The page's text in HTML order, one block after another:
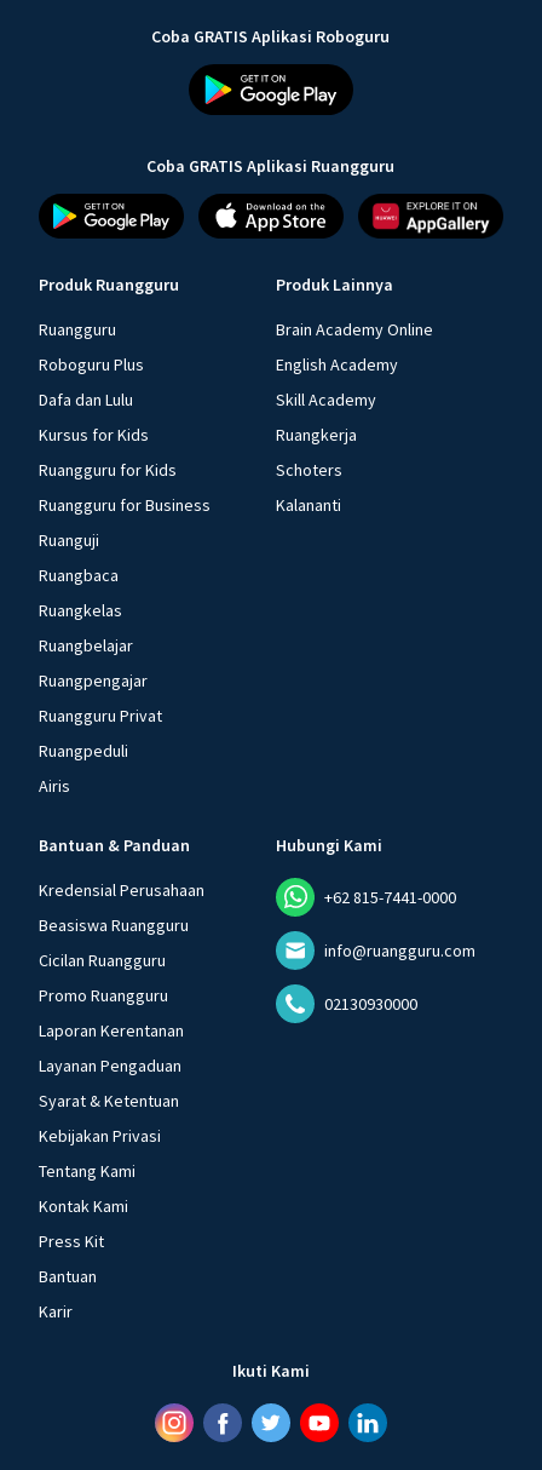
Coba GRATIS Aplikasi Roboguru
Coba GRATIS Aplikasi Ruangguru
Produk Ruangguru
Ruangguru
Roboguru Plus
Dafa dan Lulu
Kursus for Kids
Ruangguru for Kids
Ruangguru for Business
Ruanguji
Ruangbaca
Ruangkelas
Ruangbelajar
Ruangpengajar
Ruangguru Privat
Ruangpeduli
Airis
Produk Lainnya
Brain Academy Online
English Academy
Skill Academy
Ruangkerja
Schoters
Kalananti
Bantuan & Panduan
Kredensial Perusahaan
Beasiswa Ruangguru
Cicilan Ruangguru
Promo Ruangguru
Laporan Kerentanan
Layanan Pengaduan
Syarat & Ketentuan
Kebijakan Privasi
Tentang Kami
Kontak Kami
Press Kit
Bantuan
Karir
Hubungi Kami
+62 815-7441-0000
info@ruangguru.com
02130930000
Ikuti Kami